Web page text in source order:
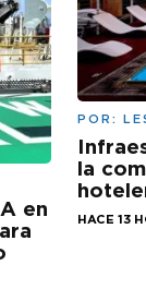
en
POR:
la
HACE 13